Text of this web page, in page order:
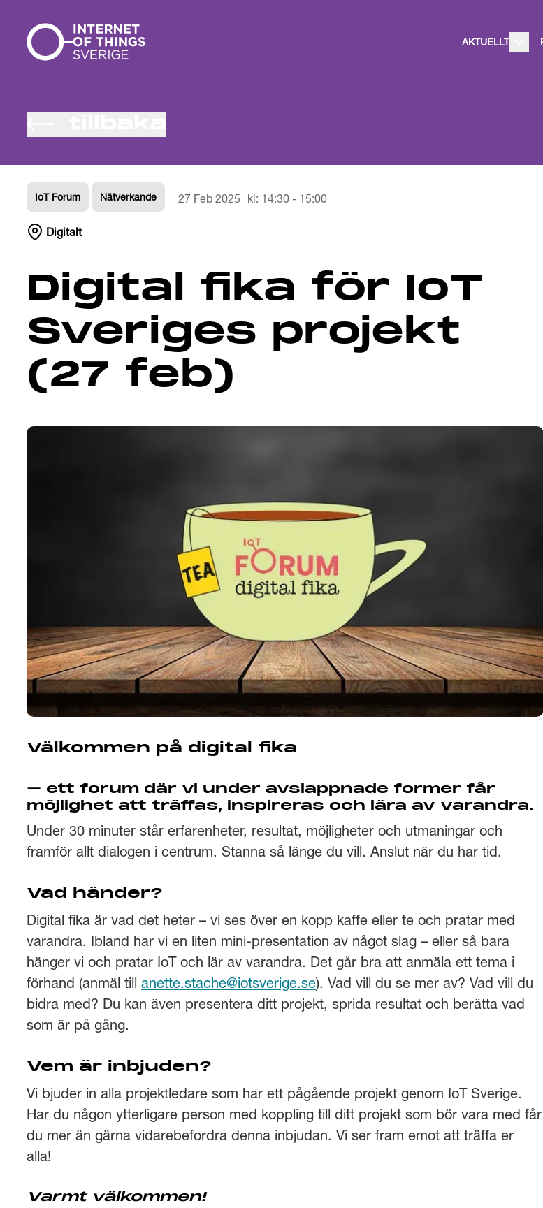
Gå till innehåll
AKTUELLT
IoT Forum Nätverkande 27 Feb 2025 kl: 14:30 - 15:00
Digitalt
Digital fika för IoT
Sveriges projekt
(27 feb)
Välkommen på digital fika
– ett forum där vi under avslappnade former får
möjlighet att träffas, inspireras och lära av varandra.
Under 30 minuter står erfarenheter, resultat, möjligheter och utmaningar och
framför allt dialogen i centrum. Stanna så länge du vill. Anslut när du har tid.
Vad händer?
Digital fika är vad det heter – vi ses över en kopp kaffe eller te och pratar med
varandra. Ibland har vi en liten mini-presentation av något slag – eller så bara
hänger vi och pratar IoT och lär av varandra. Det går bra att anmäla ett tema i
förhand (anmäl till anette.stache@iotsverige.se). Vad vill du se mer av? Vad vill du
bidra med? Du kan även presentera ditt projekt, sprida resultat och berätta vad
som är på gång.
Vem är inbjuden?
Vi bjuder in alla projektledare som har ett pågående projekt genom IoT Sverige.
Har du någon ytterligare person med koppling till ditt projekt som bör vara med får
du mer än gärna vidarebefordra denna inbjudan. Vi ser fram emot att träffa er
alla!
Varmt välkommen!